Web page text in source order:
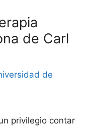
de Carl
de
privilegio contar